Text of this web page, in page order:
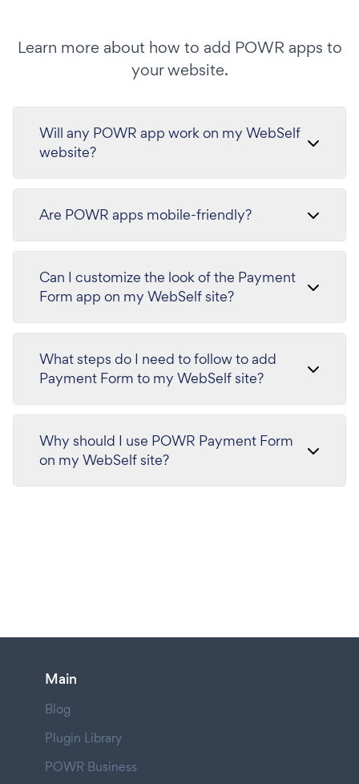
Learn more about how to add POWR apps to
your website.
Will any POWR app work on my WebSelf
website?
Are POWR apps mobile-friendly?
Can I customize the look of the Payment
Form app on my WebSelf site?
What steps do I need to follow to add
Payment Form to my WebSelf site?
Why should I use POWR Payment Form
on my WebSelf site?
Main
Blog
Plugin Library
POWR Business